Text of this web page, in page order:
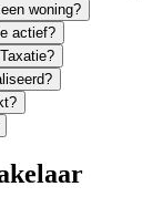
woning?
actief?